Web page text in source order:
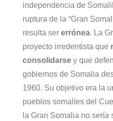
independencia de
ruptura de la “Gran
resulta ser errónea. La
proyecto irredentista que
consolidarsey que
gobiernos de Somalia
1960. Su objetivo era la
pueblos somalíes del
la Gran Somalia no sería